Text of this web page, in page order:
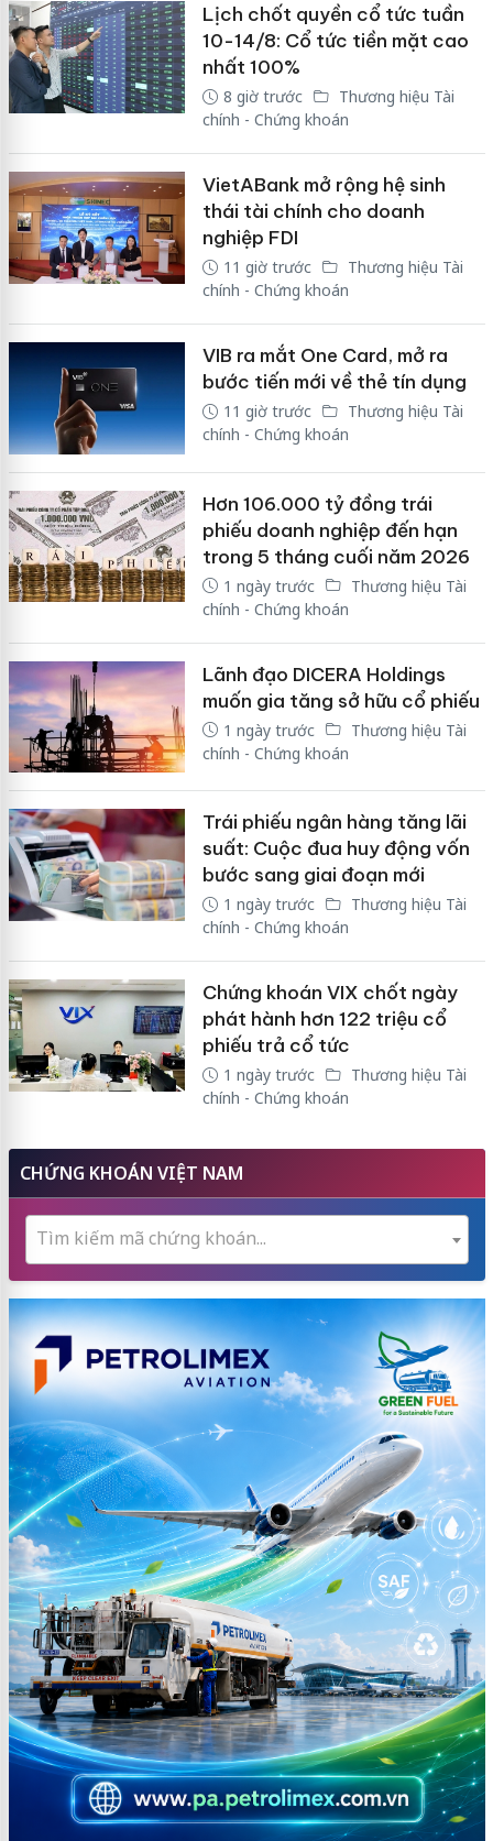
Lịch chốt quyền cổ tức tuần
10-14/8: Cổ tức tiền mặt cao
nhất 100%
8 giờ trước
Thương hiệu Tài
chính - Chứng khoán
VietABank mở rộng hệ sinh
thái tài chính cho doanh
nghiệp FDI
11 giờ trước
Thương hiệu Tài
chính - Chứng khoán
VIB ra mắt One Card, mở ra
bước tiến mới về thẻ tín dụng
11 giờ trước
Thương hiệu Tài
chính - Chứng khoán
Hơn 106.000 tỷ đồng trái
phiếu doanh nghiệp đến hạn
trong 5 tháng cuối năm 2026
1 ngày trước
Thương hiệu Tài
chính - Chứng khoán
Lãnh đạo DICERA Holdings
muốn gia tăng sở hữu cổ phiếu
1 ngày trước
Thương hiệu Tài
chính - Chứng khoán
Trái phiếu ngân hàng tăng lãi
suất: Cuộc đua huy động vốn
bước sang giai đoạn mới
1 ngày trước
Thương hiệu Tài
chính - Chứng khoán
Chứng khoán VIX chốt ngày
phát hành hơn 122 triệu cổ
phiếu trả cổ tức
1 ngày trước
Thương hiệu Tài
chính - Chứng khoán
CHỨNG KHOÁN VIỆT NAM
Tìm kiếm mã chứng khoán...